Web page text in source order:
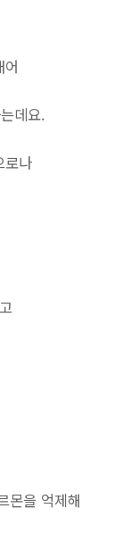
데요.
로나
몬을 억제해